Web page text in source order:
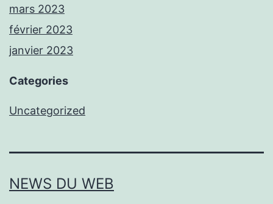
mars 2023
février 2023
janvier 2023
Categories
Uncategorized
NEWS DU WEB